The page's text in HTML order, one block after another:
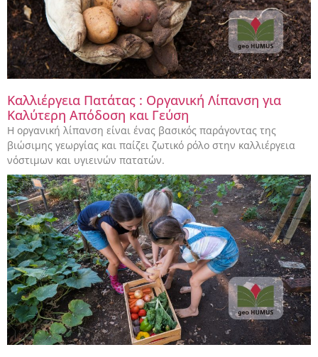
Καλλιέργεια Πατάτας : Οργανική Λίπανση για
Καλύτερη Απόδοση και Γεύση
Η οργανική λίπανση είναι ένας βασικός παράγοντας της
βιώσιμης γεωργίας και παίζει ζωτικό ρόλο στην καλλιέργεια
νόστιμων και υγιεινών πατατών.